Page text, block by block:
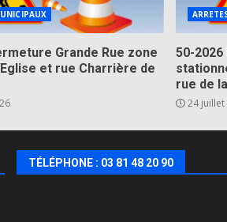
Grande Rue zone
et rue Charrière de
50-
rue de
24 juillet
TÉLÉPHONE : 03 81 48 20 90